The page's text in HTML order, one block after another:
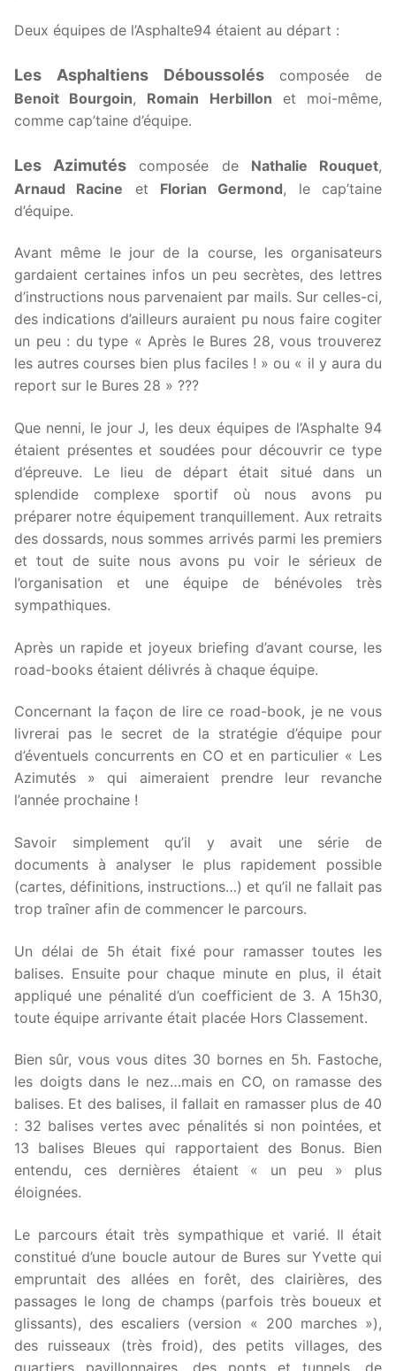
Deux équipes de l’Asphalte94 étaient au départ :
Les Asphaltiens Déboussoléscomposée de
Benoit Bourgoin, Romain Herbillon et moi-même,
comme cap’taine d’équipe.
Les Azimutés composée de Nathalie Rouquet,
Arnaud Racine et Florian Germond, le cap’taine
d’équipe.
Avant même le jour de la course, les organisateurs
gardaient certaines infos un peu secrètes, des lettres
d’instructions nous parvenaient par mails. Sur celles-ci,
des indications d’ailleurs auraient pu nous faire cogiter
un peu : du type « Après le Bures 28, vous trouverez
les autres courses bien plus faciles ! » ou « il y aura du
report sur le Bures 28 » ???
Que nenni, le jour J, les deux équipes de l’Asphalte 94
étaient présentes et soudées pour découvrir ce type
d’épreuve. Le lieu de départ était situé dans un
splendide complexe sportif où nous avons pu
préparer notre équipement tranquillement. Aux retraits
des dossards, nous sommes arrivés parmi les premiers
et tout de suite nous avons pu voir le sérieux de
l’organisation et une équipe de bénévoles très
sympathiques.
Après un rapide et joyeux briefing d’avant course, les
road-books étaient délivrés à chaque équipe.
Concernant la façon de lire ce road-book, je ne vous
livrerai pas le secret de la stratégie d’équipe pour
d’éventuels concurrents en CO et en particulier « Les
Azimutés » qui aimeraient prendre leur revanche
l’année prochaine !
Savoir simplement qu’il y avait une série de
documents à analyser le plus rapidement possible
(cartes, définitions, instructions…) et qu’il ne fallait pas
trop traîner afin de commencer le parcours.
Un délai de 5h était fixé pour ramasser toutes les
balises. Ensuite pour chaque minute en plus, il était
appliqué une pénalité d’un coefficient de 3. A 15h30,
toute équipe arrivante était placée Hors Classement.
Bien sûr, vous vous dites 30 bornes en 5h. Fastoche,
les doigts dans le nez…mais en CO, on ramasse des
balises. Et des balises, il fallait en ramasser plus de 40
: 32 balises vertes avec pénalités si non pointées, et
13 balises Bleues qui rapportaient des Bonus. Bien
entendu, ces dernières étaient « un peu » plus
éloignées.
Le parcours était très sympathique et varié. Il était
constitué d’une boucle autour de Bures sur Yvette qui
empruntait des allées en forêt, des clairières, des
passages le long de champs (parfois très boueux et
glissants), des escaliers (version « 200 marches »),
des ruisseaux (très froid), des petits villages, des
quartiers pavillonnaires, des ponts et tunnels, de